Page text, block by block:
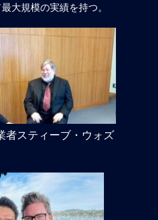
大規模の実績を持つ。
スティーブ・ウォズ